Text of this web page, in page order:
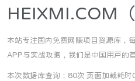
HEIXMI.COM（
本站专注国内免费网赚项目资源库，
APP与实战攻略，我们是中国用户的
本次数据库查询：80次 页面加载耗时